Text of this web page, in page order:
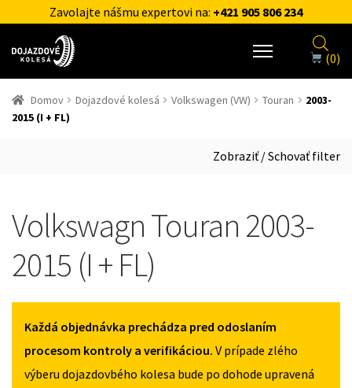
Zavolajte nášmu expertovi na: +421 905 806 234
(0)
Domov Dojazdové kolesá Volkswagen (VW) Touran
2003-
2015 (I + FL)
Zobraziť / Schovať filter
Volkswagn Touran 2003-
2015 (I + FL)
Každá objednávka prechádza pred odoslaním
procesom kontroly a verifikáciou. V prípade zlého
výberu dojazdovbého kolesa bude po dohode upravená